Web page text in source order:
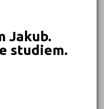
Jakub.
studiem.